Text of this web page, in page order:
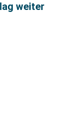
weiter